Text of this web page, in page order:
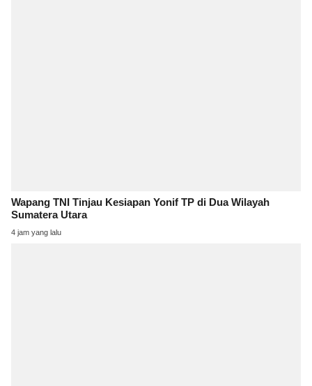
Wapang TNI Tinjau Kesiapan Yonif TP di Dua Wilayah
Sumatera Utara
4 jam yang lalu